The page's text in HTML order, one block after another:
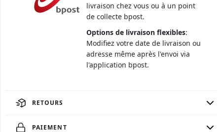
livraison chez vous ou à un point
de collecte bpost.
Options de livraison flexibles:
Modifiez votre date de livraison ou
adresse même après l'envoi via
l'application bpost.
RETOURS
PAIEMENT